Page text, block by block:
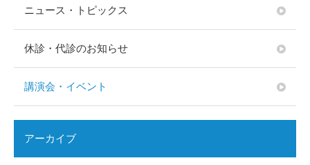
ニュース・トピックス
休診・代診のお知らせ
講演会・イベント
アーカイブ